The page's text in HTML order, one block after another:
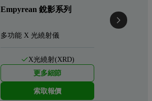
Empyrean 銳影系列
多功能 X 光繞射儀
X光繞射(XRD)
更多細節
索取報價